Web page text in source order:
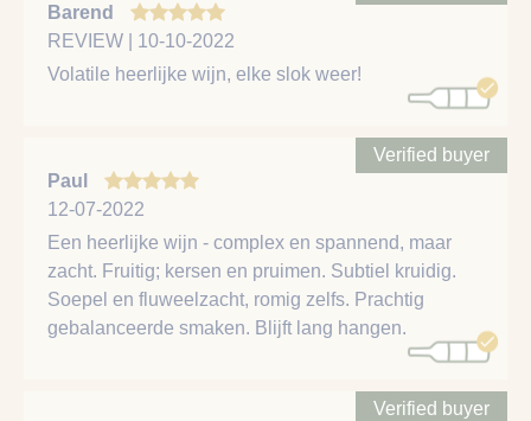
Barend
REVIEW | 10-10-2022
Volatile heerlijke wijn, elke slok weer!
Paul
12-07-2022
Verified buyer
Een heerlijke wijn - complex en spannend, maar
zacht. Fruitig; kersen en pruimen. Subtiel kruidig.
Soepel en fluweelzacht, romig zelfs. Prachtig
gebalanceerde smaken. Blijft lang hangen.
Verified buyer